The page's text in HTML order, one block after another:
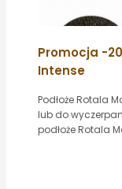
Promocja -
Intense
Podłoże Rotala
lub do
podłoże Rotala